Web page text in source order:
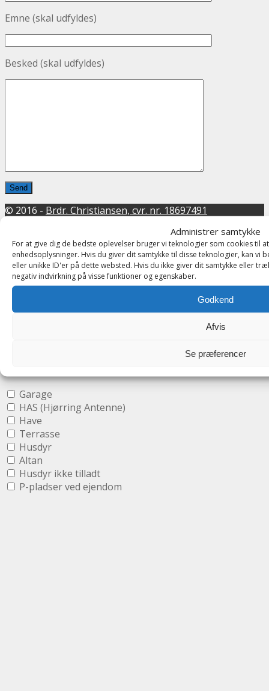
Administrer samtykke
For at give dig de bedste oplevelser bruger vi teknologier som cookies til
enhedsoplysninger. Hvis du giver dit samtykke til disse teknologier, kan
eller unikke ID'er på dette websted. Hvis du ikke giver dit samtykke eller
negativ indvirkning på visse funktioner og egenskaber.
Godkend
Afvis
Se præferencer
Emne (skal udfyldes)
Besked (skal udfyldes)
© 2016 - Brdr. Christiansen, cvr. nr. 18697491
Property Search
Hide additional search
Garage
HAS (Hjørring Antenne)
Have
Terrasse
Husdyr
Altan
Husdyr ikke tilladt
P-pladser ved ejendom